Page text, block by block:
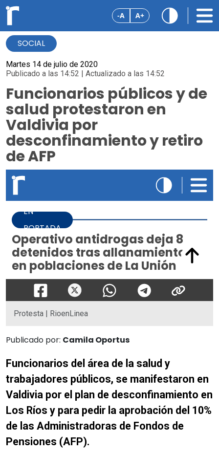
-A A+
SOCIAL
Martes 14 de julio de 2020
Publicado a las 14:52 | Actualizado a las 14:52
Funcionarios públicos y de
salud protestaron en
Valdivia por
desconfinamiento y retiro
de AFP
Protesta | RioenLinea
Publicado por: Camila Oportus
Funcionarios del área de la salud y
trabajadores públicos, se manifestaron en
Valdivia por el plan de desconfinamiento en
Los Ríos y para pedir la aprobación del 10%
de las Administradoras de Fondos de
Pensiones (AFP).